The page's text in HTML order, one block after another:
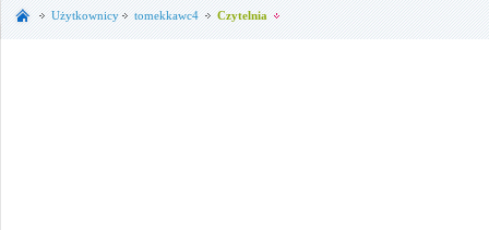
Użytkownicy tomekkawc4 Czytelnia